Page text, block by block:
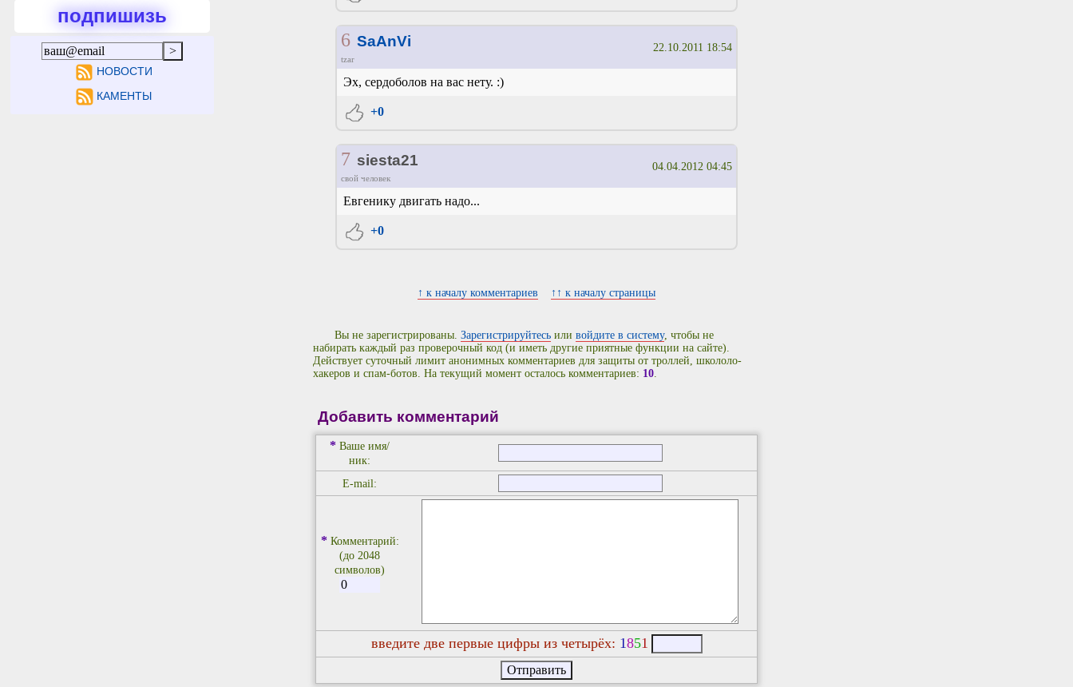
подпишизь
НОВОСТИ
КАМЕНТЫ
6 SaAnVi
tzar
22.10.2011 18:54
Эх, сердоболов на вас нету. :)
+0
7 siesta21
свой человек
04.04.2012 04:45
Евгенику двигать надо...
+0
↑ к началу комментариев ↑↑ к началу страницы
Вы не зарегистрированы.Зарегистрируйтесь иливойдите в систему, чтобы не
набирать каждый раз проверочный код (и иметь другие приятные функции на сайте).
Действует суточный лимит анонимных комментариев для защиты от троллей, школоло-
хакеров и спам-ботов. На текущий момент осталось комментариев: 10.
Добавить комментарий
* Ваше имя/
ник:
E-mail:
* Комментарий:
(до 2048
символов)
введите две первые цифры из четырёх: 1851